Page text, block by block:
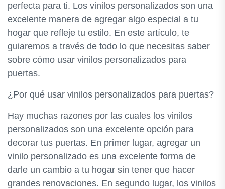
perfecta para ti. Los vinilos personalizados son una
excelente manera de agregar algo especial a tu
hogar que refleje tu estilo. En este artículo, te
guiaremos a través de todo lo que necesitas saber
sobre cómo usar vinilos personalizados para
puertas.
¿Por qué usar vinilos personalizados para puertas?
Hay muchas razones por las cuales los vinilos
personalizados son una excelente opción para
decorar tus puertas. En primer lugar, agregar un
vinilo personalizado es una excelente forma de
darle un cambio a tu hogar sin tener que hacer
grandes renovaciones. En segundo lugar, los vinilos